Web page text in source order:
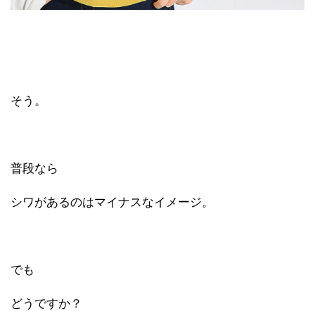
そう。
普段なら
シワがあるのはマイナスなイメージ。
でも
どうですか？